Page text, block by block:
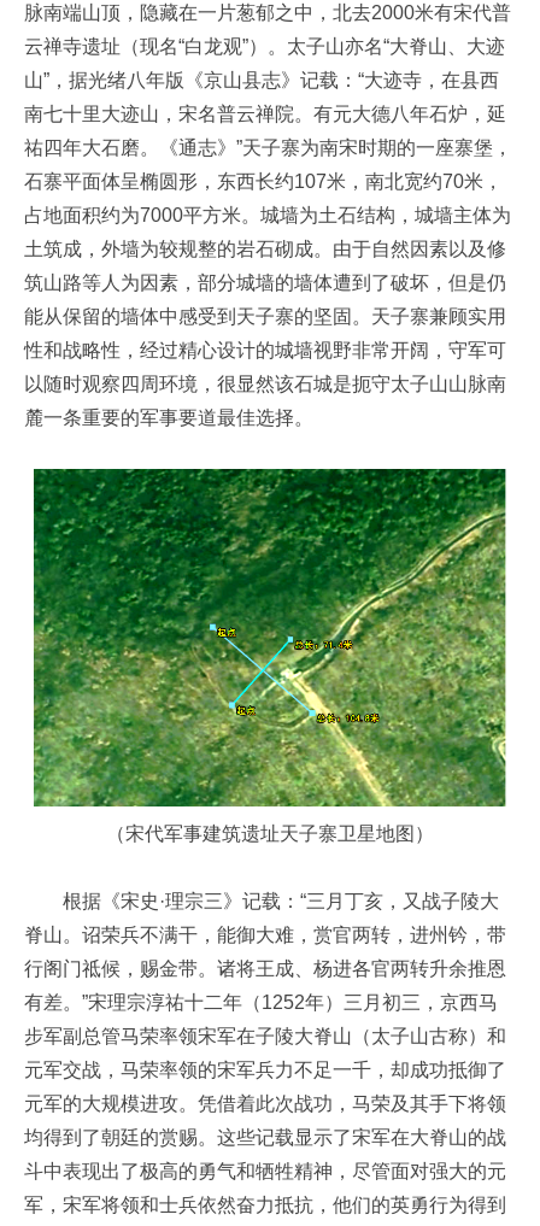
脉南端山顶，隐藏在一片葱郁之中，北去2000米有宋代普
云禅寺遗址（现名“白龙观”）。太子山亦名“大脊山、大迹
山”，据光绪八年版《京山县志》记载：“大迹寺，在县西
南七十里大迹山，宋名普云禅院。有元大德八年石炉，延
祐四年大石磨。《通志》”天子寨为南宋时期的一座寨堡，
石寨平面体呈椭圆形，东西长约107米，南北宽约70米，
占地面积约为7000平方米。城墙为土石结构，城墙主体为
土筑成，外墙为较规整的岩石砌成。由于自然因素以及修
筑山路等人为因素，部分城墙的墙体遭到了破坏，但是仍
能从保留的墙体中感受到天子寨的坚固。天子寨兼顾实用
性和战略性，经过精心设计的城墙视野非常开阔，守军可
以随时观察四周环境，很显然该石城是扼守太子山山脉南
麓一条重要的军事要道最佳选择。
（宋代军事建筑遗址天子寨卫星地图）
根据《宋史·理宗三》记载：“三月丁亥，又战子陵大
脊山。诏荣兵不满干，能御大难，赏官两转，进州钤，带
行阁门祗候，赐金带。诸将王成、杨进各官两转升余推恩
有差。”宋理宗淳祐十二年（1252年）三月初三，京西马
步军副总管马荣率领宋军在子陵大脊山（太子山古称）和
元军交战，马荣率领的宋军兵力不足一千，却成功抵御了
元军的大规模进攻。凭借着此次战功，马荣及其手下将领
均得到了朝廷的赏赐。这些记载显示了宋军在大脊山的战
斗中表现出了极高的勇气和牺牲精神，尽管面对强大的元
军，宋军将领和士兵依然奋力抵抗，他们的英勇行为得到